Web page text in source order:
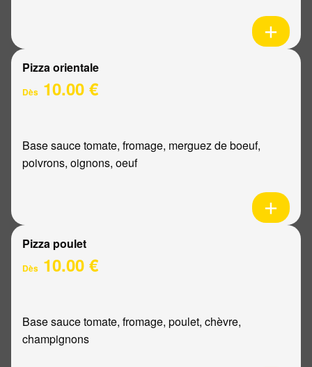
Pizza orientale
Dès 10.00 €
Base sauce tomate, fromage, merguez de boeuf,
poivrons, oignons, oeuf
Pizza poulet
Dès 10.00 €
Base sauce tomate, fromage, poulet, chèvre,
champignons